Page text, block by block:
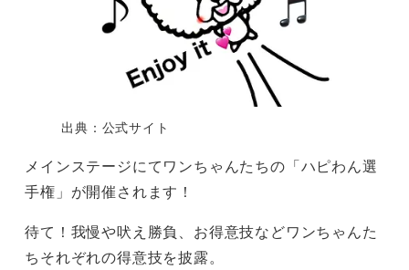
出典：公式サイト
メインステージにてワンちゃんたちの「ハピわん選
手権」が開催されます！
待て！我慢や吠え勝負、お得意技などワンちゃんた
ちそれぞれの得意技を披露。